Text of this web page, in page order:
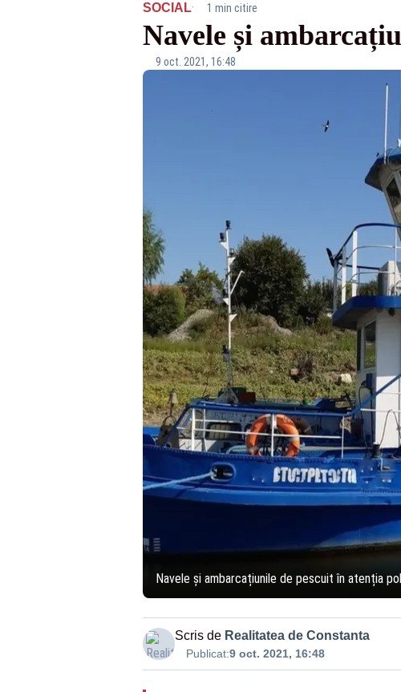
SOCIAL· 1 min citire
Navele și
9 oct. 2021, 16:48
Navele și ambarcațiunile de pescuit în atenția
Scris de Realitatea de Constanta
Publicat:9 oct. 2021, 16:48